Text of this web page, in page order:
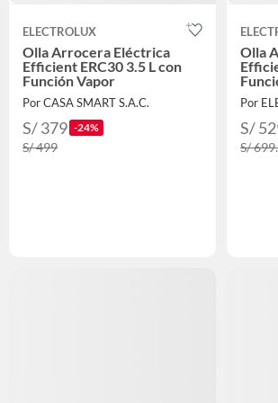
ELECTROLUX
Olla Arrocera Eléctrica
Efficient ERC30 3.5 L con
Función Vapor
Por CASA SMART S.A.C.
S/ 379 -24%
S/ 499
Olla
Por
S/
S/